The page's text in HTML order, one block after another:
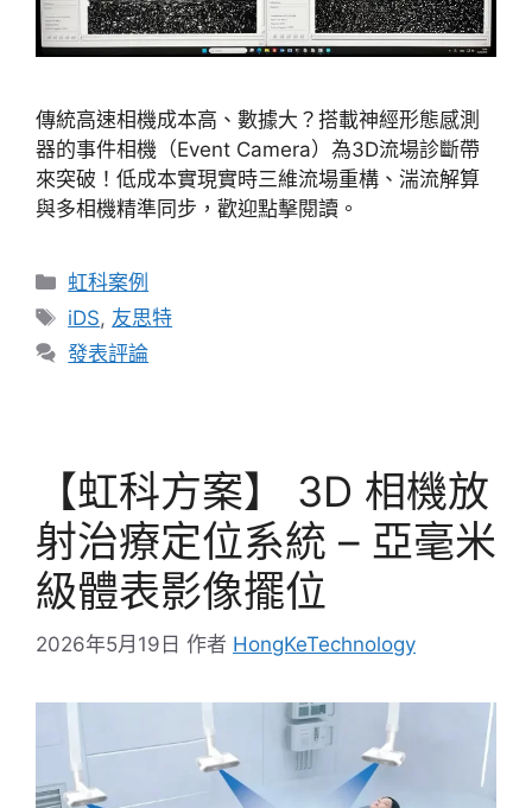
傳統高速相機成本高、數據大？搭載神經形態感測
器的事件相機（Event Camera）為3D流場診斷帶
來突破！低成本實現實時三維流場重構、湍流解算
與多相機精準同步，歡迎點擊閱讀。
虹科案例
iDS, 友思特
發表評論
【虹科方案】 3D 相機放
射治療定位系統 – 亞毫米
級體表影像擺位
2026年5月19日 作者 HongKeTechnology